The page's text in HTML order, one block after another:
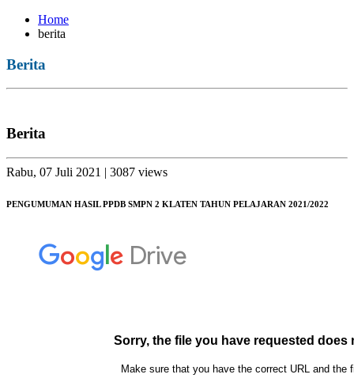
Home
berita
Berita
Berita
Rabu, 07 Juli 2021 | 3087 views
PENGUMUMAN HASIL PPDB SMPN 2 KLATEN TAHUN PELAJARAN 2021/2022